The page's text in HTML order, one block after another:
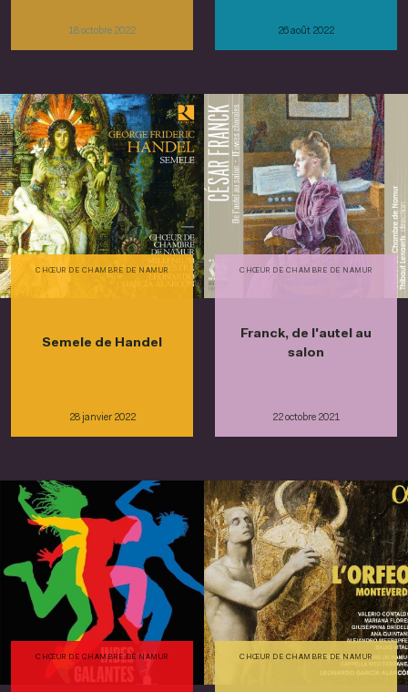
18 octobre 2022 26 août 2022
CHŒUR DE CHAMBRE DE NAMUR
Semele de Handel
28 janvier 2022
CHŒUR DE CHAMBRE DE NAMUR
Franck, de l'autel au
salon
22 octobre 2021
CHŒUR DE CHAMBRE DE NAMUR CHŒUR DE CHAMBRE DE NAMUR